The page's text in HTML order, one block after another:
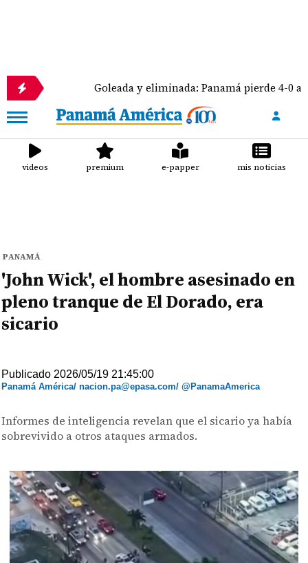
Goleada y eliminada: Panamá pierde 4-0 ante México
videos premium e-papper mis noticias
PANAMÁ
'John Wick', el hombre asesinado en
pleno tranque de El Dorado, era
sicario
Publicado 2026/05/19 21:45:00
Panamá América/ nacion.pa@epasa.com/ @PanamaAmerica
Informes de inteligencia revelan que el sicario ya había
sobrevivido a otros ataques armados.